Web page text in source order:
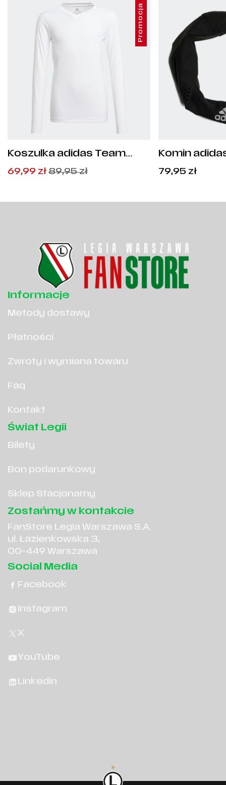
Promocja
Koszulka adidas Team
Pierwotna
Aktualna
69,99 zł 89,95zł
Komin
79,95 zł
Informacje
Metody dostawy
Płatności
Zwroty i wymiana towaru
Faq
Kontakt
Świat Legii
Bilety
Bon podarunkowy
Sklep Stacjonarny
Zostańmy w kontakcie
FanStore Legia Warszawa S.A.
ul. Łazienkowska 3,
00-449 Warszawa
Social Media
Facebook
Instagram
X
YouTube
Linkedin